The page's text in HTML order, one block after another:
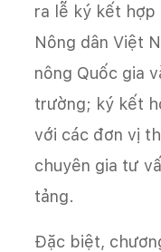
ra lễ ký kết hợp
Nông dân Việt
nông Quốc gia
trường; ký kết
với các đơn vị
chuyên gia tư
tảng.
Đặc biệt,